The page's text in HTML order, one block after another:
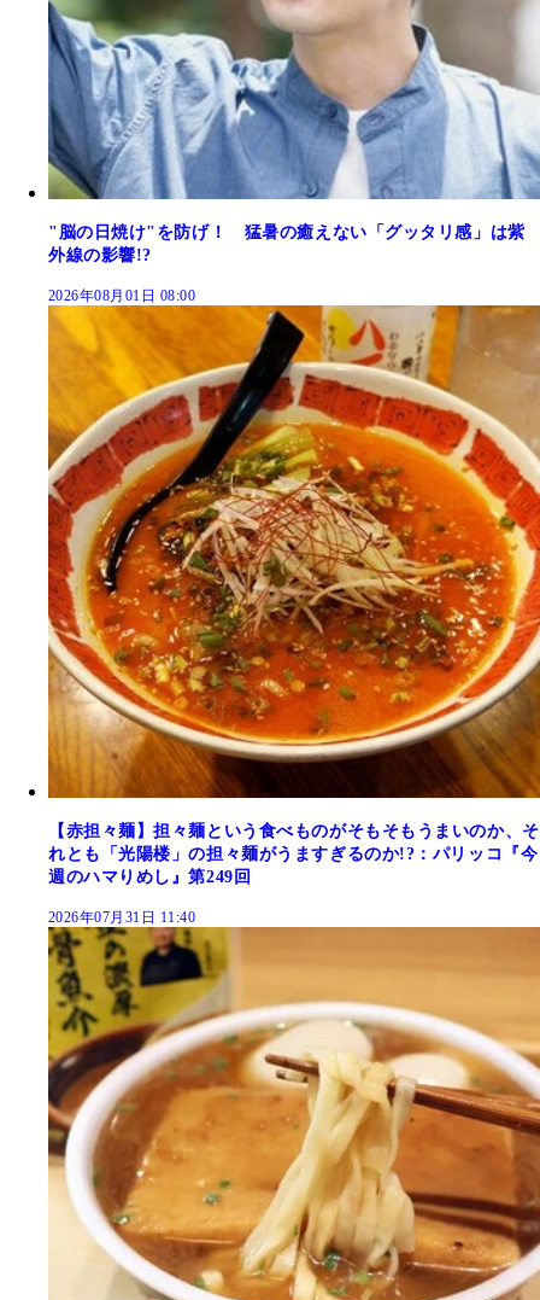
"脳の日焼け"を防げ！ 猛暑の癒えない「グッタリ感」は紫
外線の影響!?
2026年08月01日 08:00
【赤担々麺】担々麺という食べものがそもそもうまいのか、そ
れとも「光陽楼」の担々麺がうますぎるのか!?：パリッコ『今
週のハマりめし』第249回
2026年07月31日 11:40